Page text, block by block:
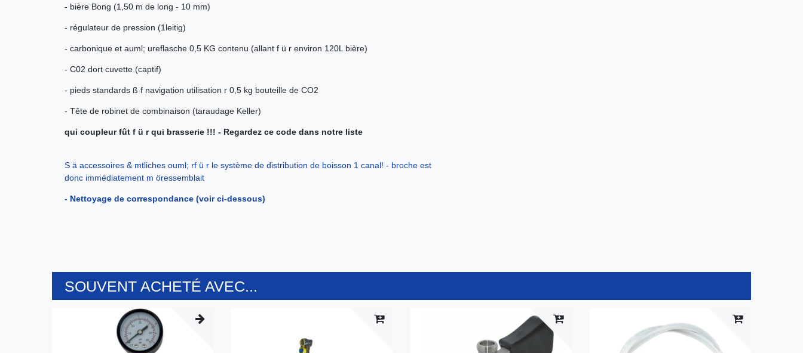
- bière Bong (1,50 m de long - 10 mm)
- régulateur de pression (1leitig)
- carbonique et auml; ureflasche 0,5 KG contenu (allant f ü r environ 120L bière)
- C02 dort cuvette (captif)
- pieds standards ß f navigation utilisation r 0,5 kg bouteille de CO2
- Tête de robinet de combinaison (taraudage Keller)
qui coupleur fût f ü r qui brasserie !!! - Regardez ce code dans notre liste
S ä accessoires & mtliches ouml; rf ü r le système de distribution de boisson 1 canal! - broche est
donc immédiatement m öressemblait
- Nettoyage de correspondance (voir ci-dessous)
SOUVENT ACHETÉ AVEC...